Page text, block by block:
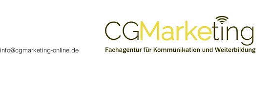
info@cgmarketing-online.de